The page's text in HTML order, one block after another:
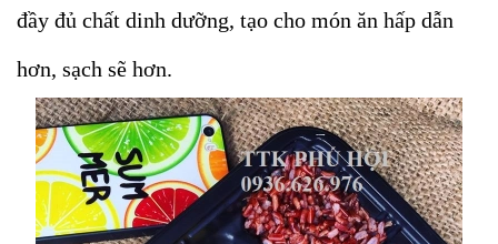
đầy đủ chất dinh dưỡng, tạo cho món ăn hấp dẫn
hơn, sạch sẽ hơn.